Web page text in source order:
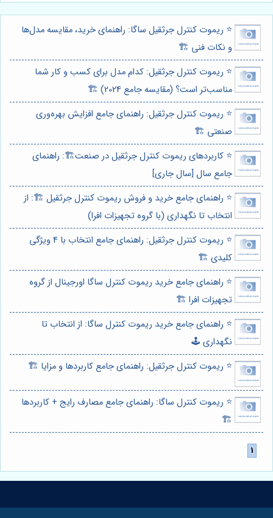
⭐️ ریموت کنترل جرثقیل ساگا: راهنمای خرید، مقایسه مدل‌ها
و نکات فنی 🏗️
⭐️ ریموت کنترل جرثقیل: کدام مدل برای کسب و کار شما
مناسب‌تر است؟ (مقایسه جامع 2024) 🏗️
⭐️ ریموت کنترل جرثقیل: راهنمای جامع افزایش بهره‌وری
صنعتی 🏗️
⭐️ کاربردهای ریموت کنترل جرثقیل در صنعت🏗️: راهنمای
جامع سال [سال جاری]
⭐️ راهنمای جامع خرید و فروش ریموت کنترل جرثقیل 🏗️: از
انتخاب تا نگهداری (با گروه تجهیزات افرا)
⭐️ ریموت کنترل جرثقیل: راهنمای جامع انتخاب با 4 ویژگی
کلیدی 🏗️
⭐️ راهنمای جامع خرید ریموت کنترل ساگا اورجینال از گروه
تجهیزات افرا 🏗️
⭐️ راهنمای جامع خرید ریموت کنترل ساگا: از انتخاب تا
نگهداری 🕹️
⭐️ ریموت کنترل جرثقیل: راهنمای جامع کاربردها و مزایا 🏗️
⭐️ ریموت کنترل ساگا: راهنمای جامع مصارف رایج + کاربردها
🏗️